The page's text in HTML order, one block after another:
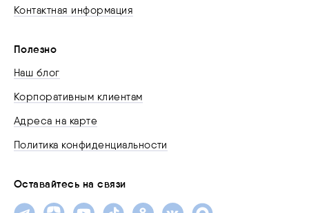
Контактная информация
Полезно
Наш блог
Корпоративным клиентам
Адреса на карте
Политика конфиденциальности
Оставайтесь на связи